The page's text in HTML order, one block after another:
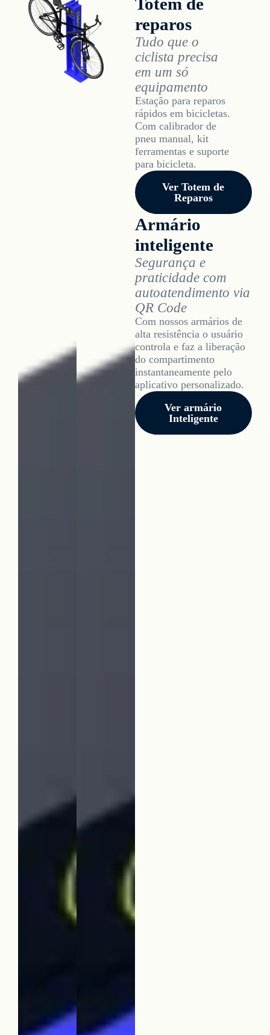
reparos
Tudo que o
ciclista precisa
em um só
equipamento
Estação para reparos
rápidos em bicicletas.
Com calibrador de
pneu manual, kit
ferramentas e suporte
para bicicleta.
Ver Totem de
Reparos
Armário
inteligente
Segurança e
praticidade com
autoatendimento via
QR Code
Com nossos armários de
alta resistência o usuário
controla e faz a liberação
do compartimento
instantaneamente pelo
aplicativo personalizado.
Ver armário
Inteligente